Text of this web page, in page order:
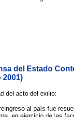
del Estado
2001)
del acto del exilio:
al país fue